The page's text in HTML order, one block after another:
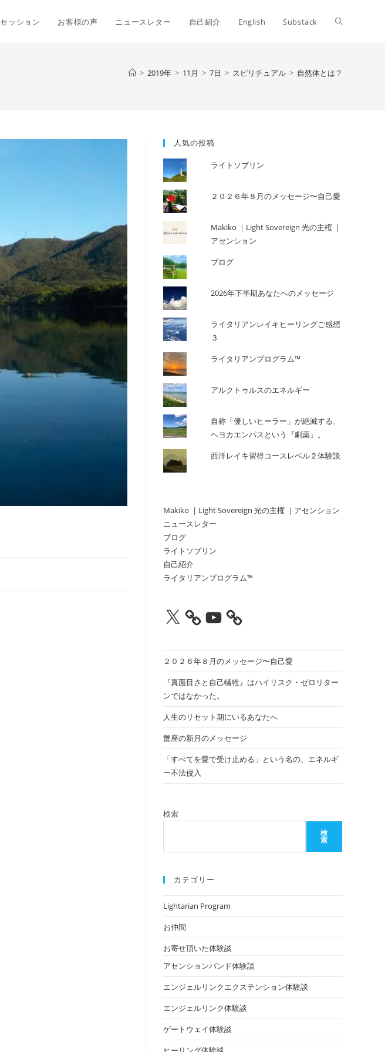
セッション お客様の声 ニュースレター 自己紹介 English Substack ウ
イ
検
ト
> 2019年 > 11月 > 7日 > スピリチュアル > 自然体とは？
人気の投稿
ライトソブリン
２０２６年８月のメッセージ〜自己愛
Makiko ｜Light Sovereign 光の主権 ｜
アセンション
ブログ
2026年下半期あなたへのメッセージ
ライタリアンレイキヒーリングご感想
３
ライタリアンプログラム™
アルクトゥルスのエネルギー
自称「優しいヒーラー」が絶滅する、
ヘヨカエンパスという『劇薬』。
西洋レイキ習得コースレベル２体験談
Makiko ｜Light Sovereign 光の主権 ｜アセンション
ニュースレター
ブログ
ライトソブリン
自己紹介
ライタリアンプログラム™
X YouTube
２０２６年８月のメッセージ〜自己愛
『真面目さと自己犠牲』はハイリスク・ゼロリター
ンではなかった。
人生のリセット期にいるあなたへ
蟹座の新月のメッセージ
「すべてを愛で受け止める」という名の、エネルギ
ー不法侵入
検索
検
索
カテゴリー
Lightarian Program
お仲間
お寄せ頂いた体験談
アセンションバンド体験談
エンジェルリンクエクステンション体験談
エンジェルリンク体験談
ゲートウェイ体験談